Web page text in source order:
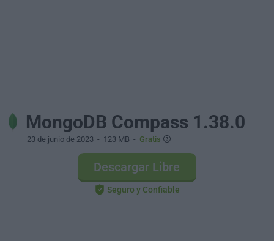
MongoDB Compass 1.38.0
23 de junio de 2023 - 123 MB - Gratis
Descargar Libre
Seguro y Confiable